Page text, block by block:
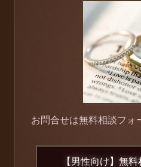
お問合せは無料相談フォ
【男性向け】無